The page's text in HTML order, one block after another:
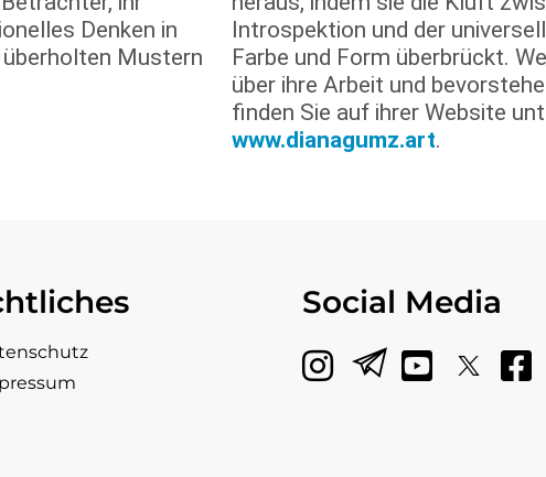
Denken in
Mustern
Introspektion und der
Farbe und Form überbrückt.
über ihre Arbeit und
finden Sie auf ihrer Website
www.dianagumz.art.
Social Media